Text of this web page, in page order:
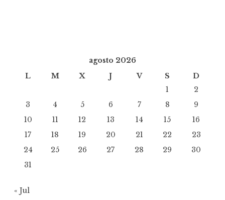
agosto 2026
L
M X J V S
D
1
2
3
4 5 6 7 8
9
10
11 12 13 14 15
16
17
18 19 20 21 22
23
24
25 26 27 28 29
30
31
« Jul